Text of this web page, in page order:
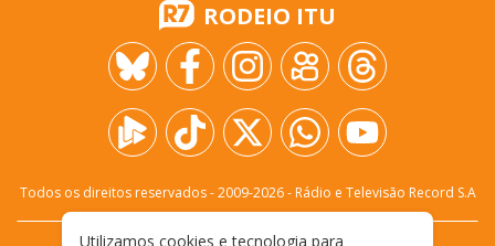
RODEIO ITU
Todos os direitos reservados - 2009-2026- Rádio e Televisão Record S.A
Utilizamos cookies e tecnologia para